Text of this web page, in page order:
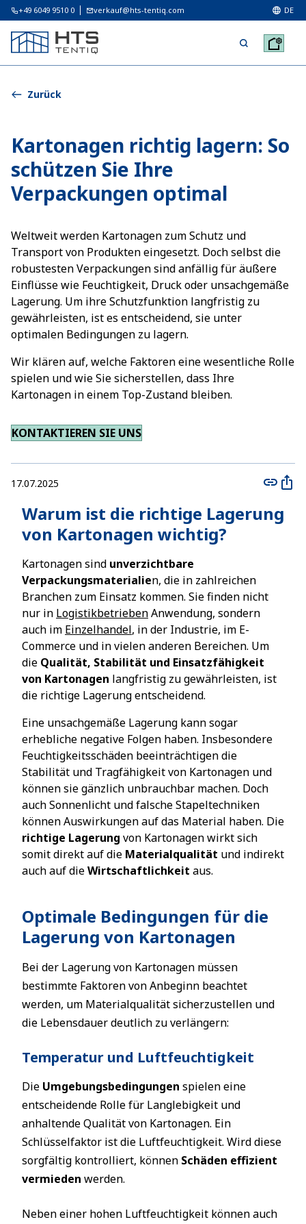
+49 6049 9510 0 verkauf@hts-tentiq.com DE
Zurück
Kartonagen richtig lagern: So
schützen Sie Ihre
Verpackungen optimal
Weltweit werden Kartonagen zum Schutz und
Transport von Produkten eingesetzt. Doch selbst die
robustesten Verpackungen sind anfällig für äußere
Einflüsse wie Feuchtigkeit, Druck oder unsachgemäße
Lagerung. Um ihre Schutzfunktion langfristig zu
gewährleisten, ist es entscheidend, sie unter
optimalen Bedingungen zu lagern.
Wir klären auf, welche Faktoren eine wesentliche Rolle
spielen und wie Sie sicherstellen, dass Ihre
Kartonagen in einem Top-Zustand bleiben.
KONTAKTIEREN SIE UNS
17.07.2025
Warum ist die richtige Lagerung
von Kartonagen wichtig?
Kartonagen sind unverzichtbare
Verpackungsmaterialien, die in zahlreichen
Branchen zum Einsatz kommen. Sie finden nicht
nur in LogistikbetriebenAnwendung, sondern
auch im Einzelhandel, in der Industrie, im E-
Commerce und in vielen anderen Bereichen. Um
die Qualität, Stabilität und Einsatzfähigkeit
von Kartonagen langfristig zu gewährleisten, ist
die richtige Lagerung entscheidend.
Eine unsachgemäße Lagerung kann sogar
erhebliche negative Folgen haben. Insbesondere
Feuchtigkeitsschäden beeinträchtigen die
Stabilität und Tragfähigkeit von Kartonagen und
können sie gänzlich unbrauchbar machen. Doch
auch Sonnenlicht und falsche Stapeltechniken
können Auswirkungen auf das Material haben. Die
richtige Lagerung von Kartonagen wirkt sich
somit direkt auf die Materialqualität und indirekt
auch auf dieWirtschaftlichkeit aus.
Optimale Bedingungen für die
Lagerung von Kartonagen
Bei der Lagerung von Kartonagen müssen
bestimmte Faktoren von Anbeginn beachtet
werden, um Materialqualität sicherzustellen und
die Lebensdauer deutlich zu verlängern:
Temperatur und Luftfeuchtigkeit
Die Umgebungsbedingungen spielen eine
entscheidende Rolle für Langlebigkeit und
anhaltende Qualität von Kartonagen. Ein
Schlüsselfaktor ist die Luftfeuchtigkeit. Wird diese
sorgfältig kontrolliert, können Schäden effizient
vermieden werden.
Neben einer hohen Luftfeuchtigkeit können auch